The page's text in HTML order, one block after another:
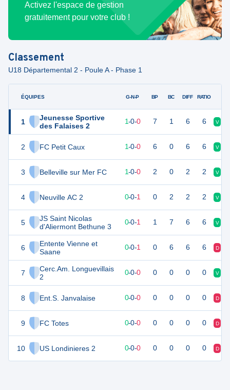
Activez l'espace de gestion
gratuitement pour votre club !
Classement
U18 Départemental 2 - Poule A - Phase 1
ÉQUIPES
1
Jeunesse Sportive
des Falaises 2
2 FC Petit Caux
3 Belleville sur Mer FC
4 Neuville AC 2
5
JS Saint Nicolas
d'Aliermont Bethune 3
6
Entente Vienne et
Saane
7
Cerc.Am. Longuevillais
2
8 Ent.S. Janvalaise
9 FC Totes
10 US Londinieres 2
G-N-P BP BC DIFF RATIO
4 1-0-0 7 1 6 6 V
1-0-0 6 0 6 6 V
4 1-0-0 2 0 2 2 V
0-0-1 0 2 2 2 V
1 0-0-1 1 7 6 6 V
1 0-0-1 0 6 6 6 D
0 0 0-0-0 0 0 0 0 V
0 0-0-0 0 0 0 0 D
0-0-0 0 0 0 0 D
0 0-0-0 0 0 0 0 D